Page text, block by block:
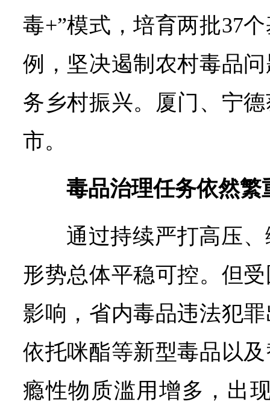
毒+”模式，培育两批37
例，坚决遏制农村毒品
务乡村振兴。厦门、宁
市。
毒品治理任务依然繁
通过持续严打高压
形势总体平稳可控。但
影响，省内毒品违法犯
依托咪酯等新型毒品以
瘾性物质滥用增多，出